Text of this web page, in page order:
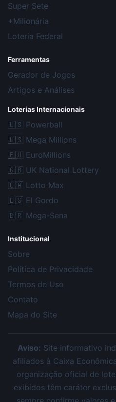
Super Sete
+Milionária
Loteria Federal
Ferramentas
Gerador de Jogos
Artigos e Análises
Loterias Internacionais
🇺🇸 Powerball
🇺🇸 Mega Millions
🇪🇺 EuroMillions
🇬🇧 UK National Lottery
🇨🇦 Lotto Max
🇪🇸 El Gordo
🇧🇷 Mega-Sena
Institucional
Sobre
Política de Privacidade
Termos de Uso
Contato
Mapa do Site
Aviso: Site informativo
afiliados à Caixa
organização oficial de
exibidos têm caráter